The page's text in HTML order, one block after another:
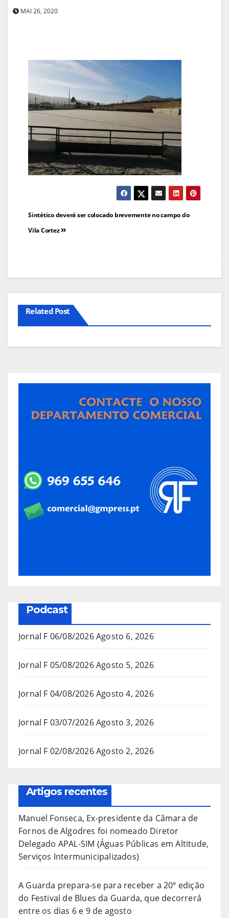
MAI 26, 2020
Navegação
de
Sintético deverá ser colocado brevemente no campo do
Vila Cortez
Related Post
Podcast
Jornal F 06/08/2026Agosto 6, 2026
Jornal F 05/08/2026Agosto 5, 2026
Jornal F 04/08/2026Agosto 4, 2026
Jornal F 03/07/2026Agosto 3, 2026
Jornal F 02/08/2026Agosto 2, 2026
Artigos recentes
Manuel Fonseca, Ex-presidente da Câmara de
Fornos de Algodres foi nomeado Diretor
Delegado APAL-SIM (Águas Públicas em Altitude,
Serviços Intermunicipalizados)
A Guarda prepara-se para receber a 20ª edição
do Festival de Blues da Guarda, que decorrerá
entre os dias 6 e 9 de agosto